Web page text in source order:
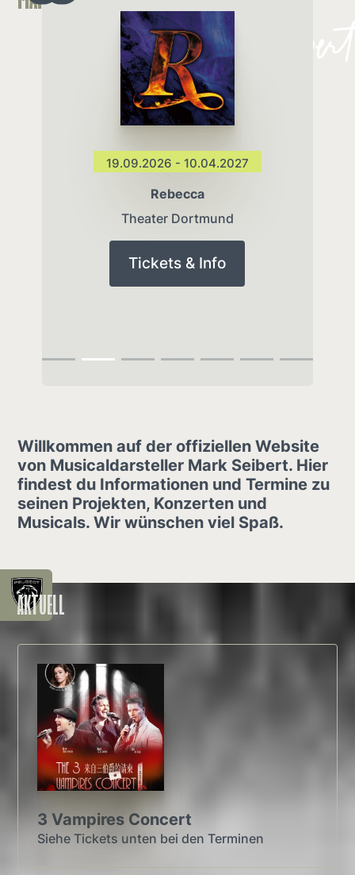
19.09.2026 - 10.04.2027
Rebecca
Theater Dortmund
Tickets & Info
Willkommen auf der offiziellen Website
von Musicaldarsteller Mark Seibert. Hier
findest du Informationen und Termine zu
seinen Projekten, Konzerten und
Musicals. Wir wünschen viel Spaß.
AKTUELL
3 Vampires Concert
Siehe Tickets unten bei den Terminen